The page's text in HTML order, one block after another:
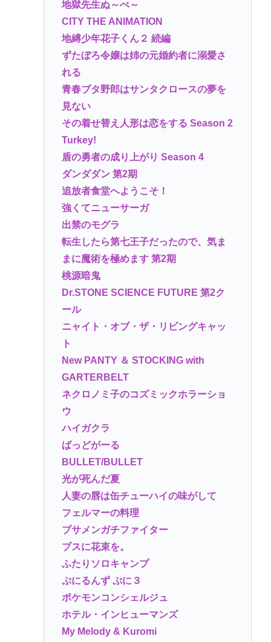
地獄先生ぬ～べ～
CITY THE ANIMATION
地縛少年花子くん２ 続編
ずたぼろ令嬢は姉の元婚約者に溺愛さ
れる
青春ブタ野郎はサンタクロースの夢を
見ない
その着せ替え人形は恋をする Season 2
Turkey!
盾の勇者の成り上がり Season 4
ダンダダン 第2期
追放者食堂へようこそ！
強くてニューサーガ
出禁のモグラ
転生したら第七王子だったので、気ま
まに魔術を極めます 第2期
桃源暗鬼
Dr.STONE SCIENCE FUTURE 第2ク
ール
ニャイト・オブ・ザ・リビングキャッ
ト
New PANTY ＆ STOCKING with
GARTERBELT
ネクロノミ子のコズミックホラーショ
ウ
ハイガクラ
ばっどがーる
BULLET/BULLET
光が死んだ夏
人妻の唇は缶チューハイの味がして
フェルマーの料理
ブサメンガチファイター
ブスに花束を。
ふたりソロキャンプ
ぷにるんず ぷに３
ポケモンコンシェルジュ
ホテル・インヒューマンズ
My Melody & Kuromi